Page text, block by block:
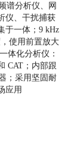
谱分析仪、网
仪、干扰捕获
于一体；9 kHz
使用前置放大
体化分析仪：
CAT；内部跟
；采用坚固耐
应用